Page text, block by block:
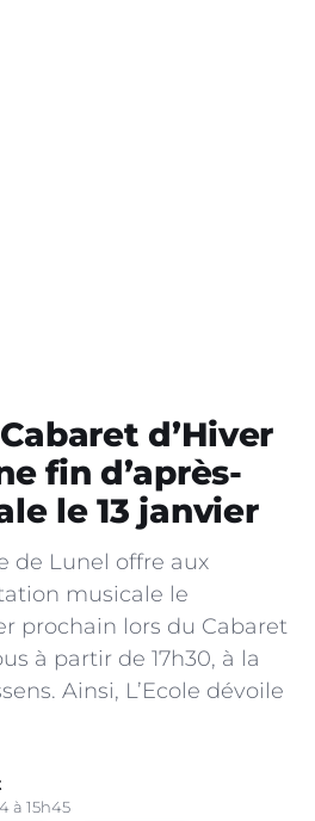
d’Hiver
fin d’après-
le 13 janvier
de Lunel offre aux
musicale le
prochain lors du Cabaret
à partir de 17h30, à la
Ainsi, L’Ecole dévoile
à 15h45